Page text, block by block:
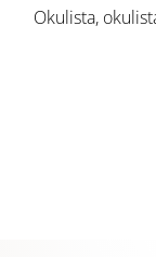
Okulista,